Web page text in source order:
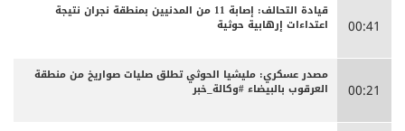
00:41
قيادة التحالف: إصابة 11 من المدنيين بمنطقة نجران نتيجة
اعتداءات إرهابية حوثية
00:21
مصدر عسكري: مليشيا الحوثي تطلق صليات صواريخ من منطقة
العرقوب بالبيضاء #وكالة_خبر